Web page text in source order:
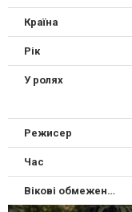
Країна
Рік
У ролях
Режисер
Час
Вікові обмеження